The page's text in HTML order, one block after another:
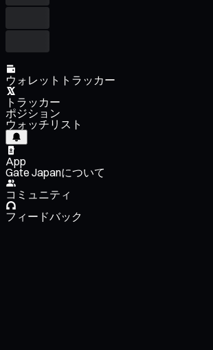
ウォレットトラッカー
トラッカー
ポジション
ウォッチリスト
App
Gate Japanについて
コミュニティ
フィードバック